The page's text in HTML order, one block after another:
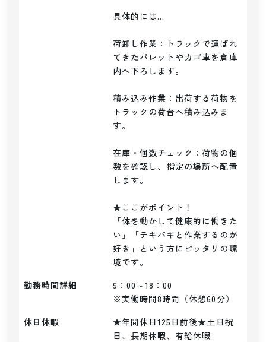
具体的には…
荷卸し作業：トラックで運ばれ
てきたパレットやカゴ車を倉庫
内へ下ろします。
積み込み作業：出荷する荷物を
トラックの荷台へ積み込みま
す。
在庫・個数チェック：荷物の個
数を確認し、指定の場所へ配置
します。
★ここがポイント！
「体を動かして健康的に働きた
い」「テキパキと作業するのが
好き」という方にピッタリの環
境です。
勤務時間詳細
9：00～18：00
※実働時間8時間（休憩60分）
休日休暇
★年間休日125日前後★土日祝
日、長期休暇、有給休暇